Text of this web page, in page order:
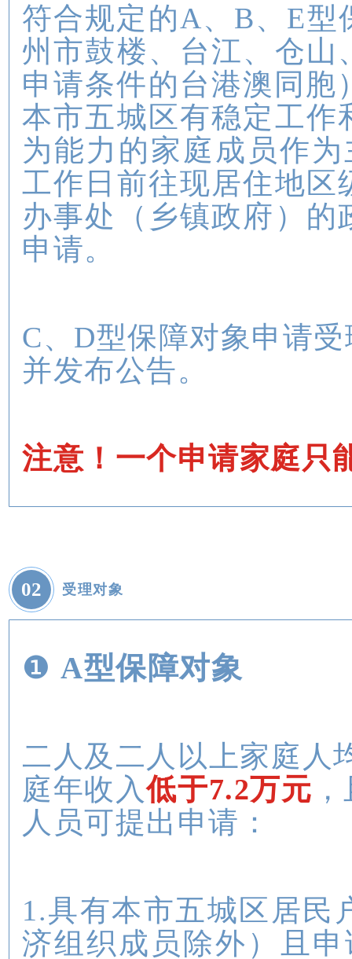
符合规定的A、B、E型
州市鼓楼、台江、仓山
申请条件的台港澳同胞
本市五城区有稳定工作
为能力的家庭成员作
工作日前往现居住地区
办事处（乡镇政府）
申请。
C、D型保障对象申请
并发布公告。
注意！一个申请家庭只
02 受理对象
❶ A型保障对象
二人及二人以上家庭人
庭年收入低于7.2万元
人员可提出申请：
1.具有本市五城区居民
济组织成员除外）且